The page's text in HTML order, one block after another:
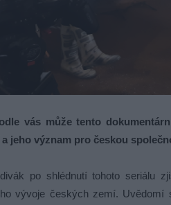
vás může tento
jeho význam pro českou
po shlédnutí tohoto seriálu
vývoje českých zemí.